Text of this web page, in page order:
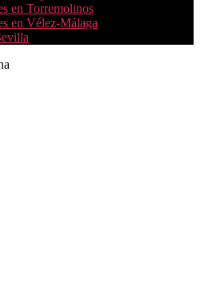
en Torremolinos
en Vélez-Málaga